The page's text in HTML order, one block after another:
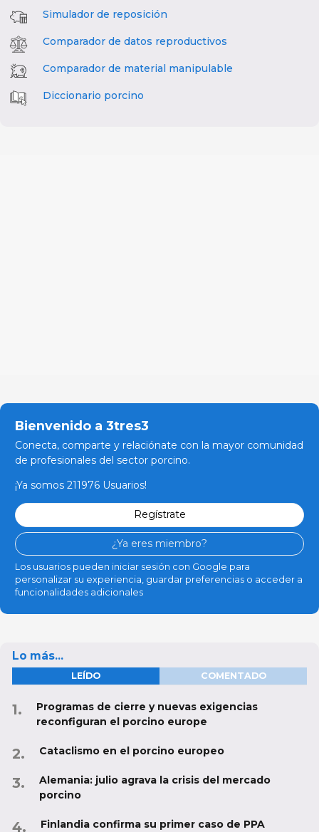
Simulador de reposición
Comparador de datos reproductivos
Comparador de material manipulable
Diccionario porcino
Bienvenido a 3tres3
Conecta, comparte y relaciónate con la mayor comunidad
de profesionales del sector porcino.
¡Ya somos 211976 Usuarios!
Regístrate
¿Ya eres miembro?
Los usuarios pueden iniciar sesión con Google para
personalizar su experiencia, guardar preferencias o acceder a
funcionalidades adicionales
Lo más...
LEÍDO COMENTADO
Programas de cierre y nuevas exigencias
reconfiguran el porcino europe
Cataclismo en el porcino europeo
Alemania: julio agrava la crisis del mercado
porcino
Finlandia confirma su primer caso de PPA